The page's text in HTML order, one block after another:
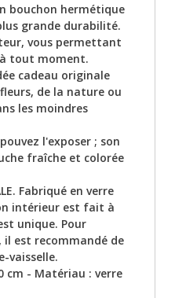
bouchon hermétique
grande durabilité.
vous permettant
tout moment.
cadeau originale
de la nature ou
les moindres
pouvez l'exposer ; son
fraîche et colorée
Fabriqué en verre
intérieur est fait à
unique. Pour
est recommandé de
vaisselle.
cm - Matériau : verre